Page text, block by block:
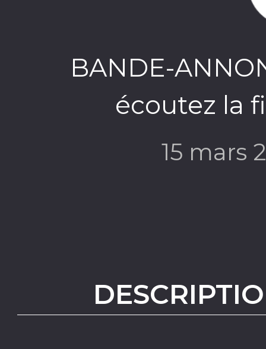
BANDE-
écoutez la
15 mars